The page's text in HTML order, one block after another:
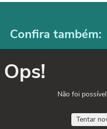
Confira também:
Ops!
Não foi
Tentar